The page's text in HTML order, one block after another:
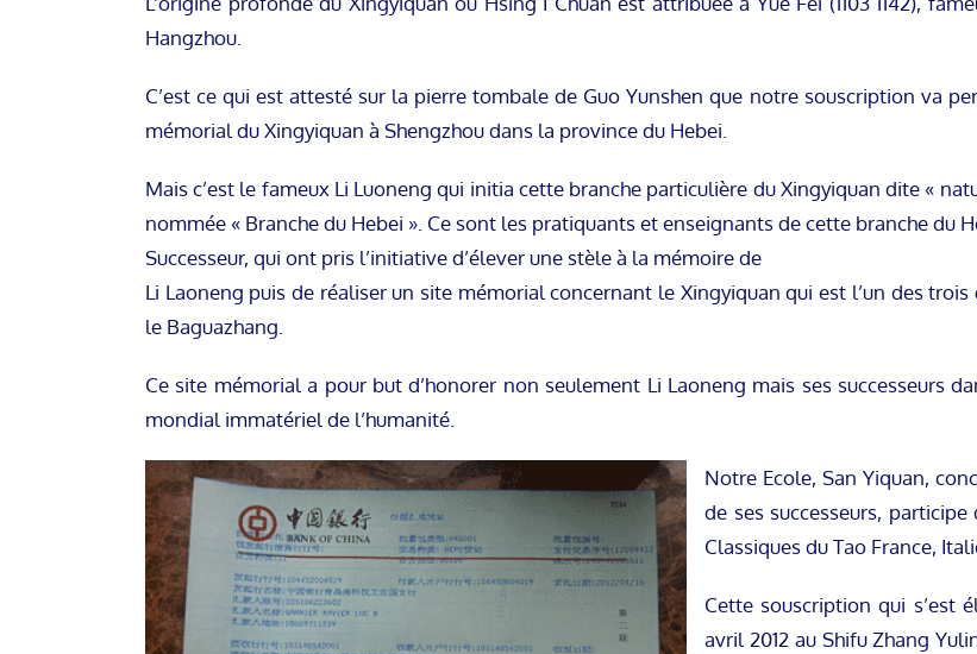
Hangzhou.
C’est ce qui est attesté sur la pierre tombale de Guo Yunshen que notre souscription va
mémorial du Xingyiquan à Shengzhou dans la province du Hebei.
Mais c’est le fameux Li Luoneng qui initia cette branche particulière du Xingyiquan dite «
nommée « Branche du Hebei ». Ce sont les pratiquants et enseignants de cette branche du
Successeur, qui ont pris l’initiative d’élever une stèle à la mémoire de
Li Laoneng puis de réaliser un site mémorial concernant le Xingyiquan qui est l’un des
le Baguazhang.
Ce site mémorial a pour but d’honorer non seulement Li Laoneng mais ses successeurs
mondial immatériel de l’humanité.
Notre Ecole, San Yiquan,
de ses successeurs,
Classiques du Tao France,
Cette souscription qui s’est
avril 2012 au Shifu Zhang